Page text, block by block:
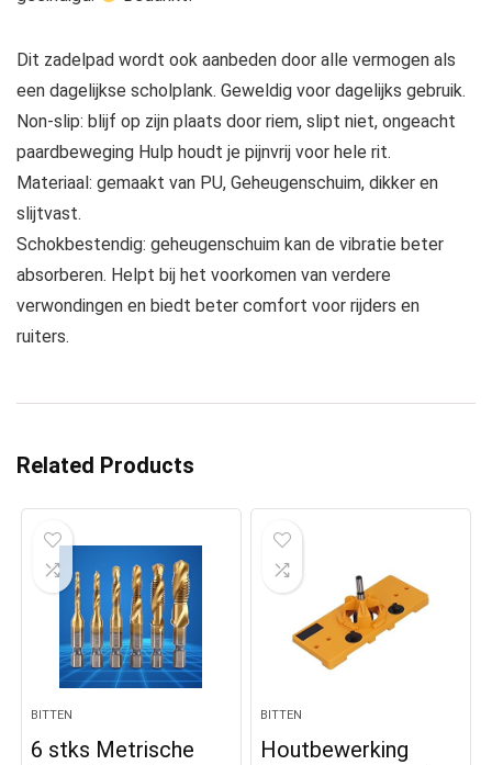
Dit zadelpad wordt ook aanbeden door alle vermogen als
een dagelijkse scholplank. Geweldig voor dagelijks gebruik.
Non-slip: blijf op zijn plaats door riem, slipt niet, ongeacht
paardbeweging Hulp houdt je pijnvrij voor hele rit.
Materiaal: gemaakt van PU, Geheugenschuim, dikker en
slijtvast.
Schokbestendig: geheugenschuim kan de vibratie beter
absorberen. Helpt bij het voorkomen van verdere
verwondingen en biedt beter comfort voor rijders en
ruiters.
Related Products
BITTEN
6 stks Metrische
BITTEN
Houtbewerking